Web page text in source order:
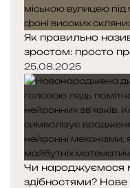
Як правильно
зростом: просто
25.08.2025
Чи народжуємося
здібностями?